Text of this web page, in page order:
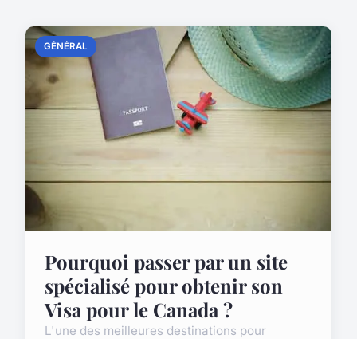
GÉNÉRAL
Pourquoi passer par un site
spécialisé pour obtenir son
Visa pour le Canada ?
L'une des meilleures destinations pour